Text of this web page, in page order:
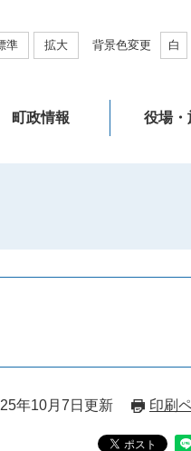
準 拡大 背景色変更 白
町政情報 役場・
年10月7日更新 印刷